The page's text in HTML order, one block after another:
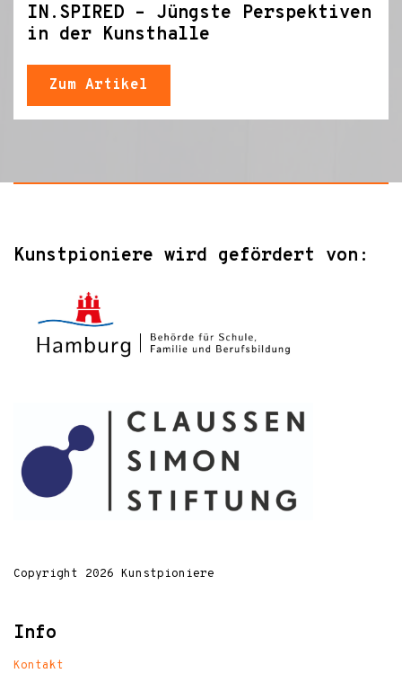
IN.SPIRED – Jüngste Perspektiven
in der Kunsthalle
Zum Artikel
Kunstpioniere wird gefördert von:
Copyright 2026 Kunstpioniere
Info
Kontakt